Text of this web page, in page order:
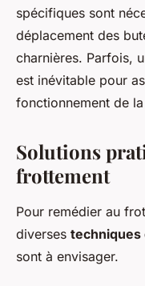
spécifiques sont
déplacement des
charnières. Parfois,
est inévitable pour
fonctionnement de
Solutions
frottement
Pour remédier au
diverses
sont à envisager.